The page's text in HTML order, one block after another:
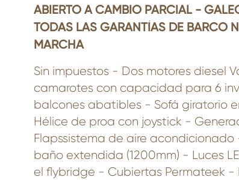
ABIERTO A CAMBIO PARCIAL -
TODAS LAS GARANTÍAS DE BARCO
MARCHA
Sin impuestos - Dos motores diesel
camarotes con capacidad para 6
balcones abatibles - Sofá giratorio
Hélice de proa con joystick -
Flapssistema de aire
baño extendida (1200mm) - Luces
el flybridge - Cubiertas Permateek